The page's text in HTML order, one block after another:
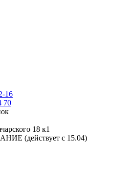
16
70
18 к1
(действует с 15.04)